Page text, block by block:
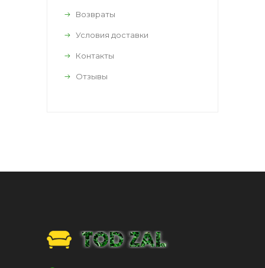
Возвраты
Условия доставки
Контакты
Отзывы